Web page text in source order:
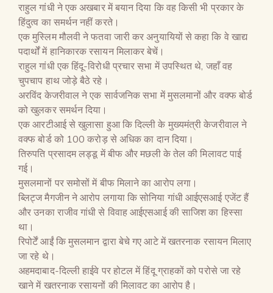
राहुल गांधी ने एक अखबार में बयान दिया कि वह किसी भी प्रकार के
हिंदुत्व का समर्थन नहीं करते।
एक मुस्लिम मौलवी ने फतवा जारी कर अनुयायियों से कहा कि वे खाद्य
पदार्थों में हानिकारक रसायन मिलाकर बेचें।
राहुल गांधी एक हिंदू-विरोधी प्रचार सभा में उपस्थित थे, जहाँ वह
चुपचाप हाथ जोड़े बैठे रहे।
अरविंद केजरीवाल ने एक सार्वजनिक सभा में मुसलमानों और वक्फ बोर्ड
को खुलकर समर्थन दिया।
एक आरटीआई से खुलासा हुआ कि दिल्ली के मुख्यमंत्री केजरीवाल ने
वक्फ बोर्ड को 100 करोड़ से अधिक का दान दिया।
तिरुपति प्रसादम लड्डू में बीफ और मछली के तेल की मिलावट पाई
गई।
मुसलमानों पर समोसों में बीफ मिलाने का आरोप लगा।
ब्लिट्ज मैगजीन ने आरोप लगाया कि सोनिया गांधी आईएसआई एजेंट हैं
और उनका राजीव गांधी से विवाह आईएसआई की साजिश का हिस्सा
था।
रिपोर्टें आईं कि मुसलमान द्वारा बेचे गए आटे में खतरनाक रसायन मिलाए
जा रहे थे।
अहमदाबाद-दिल्ली हाईवे पर होटल में हिंदू ग्राहकों को परोसे जा रहे
खाने में खतरनाक रसायनों की मिलावट का आरोप है।